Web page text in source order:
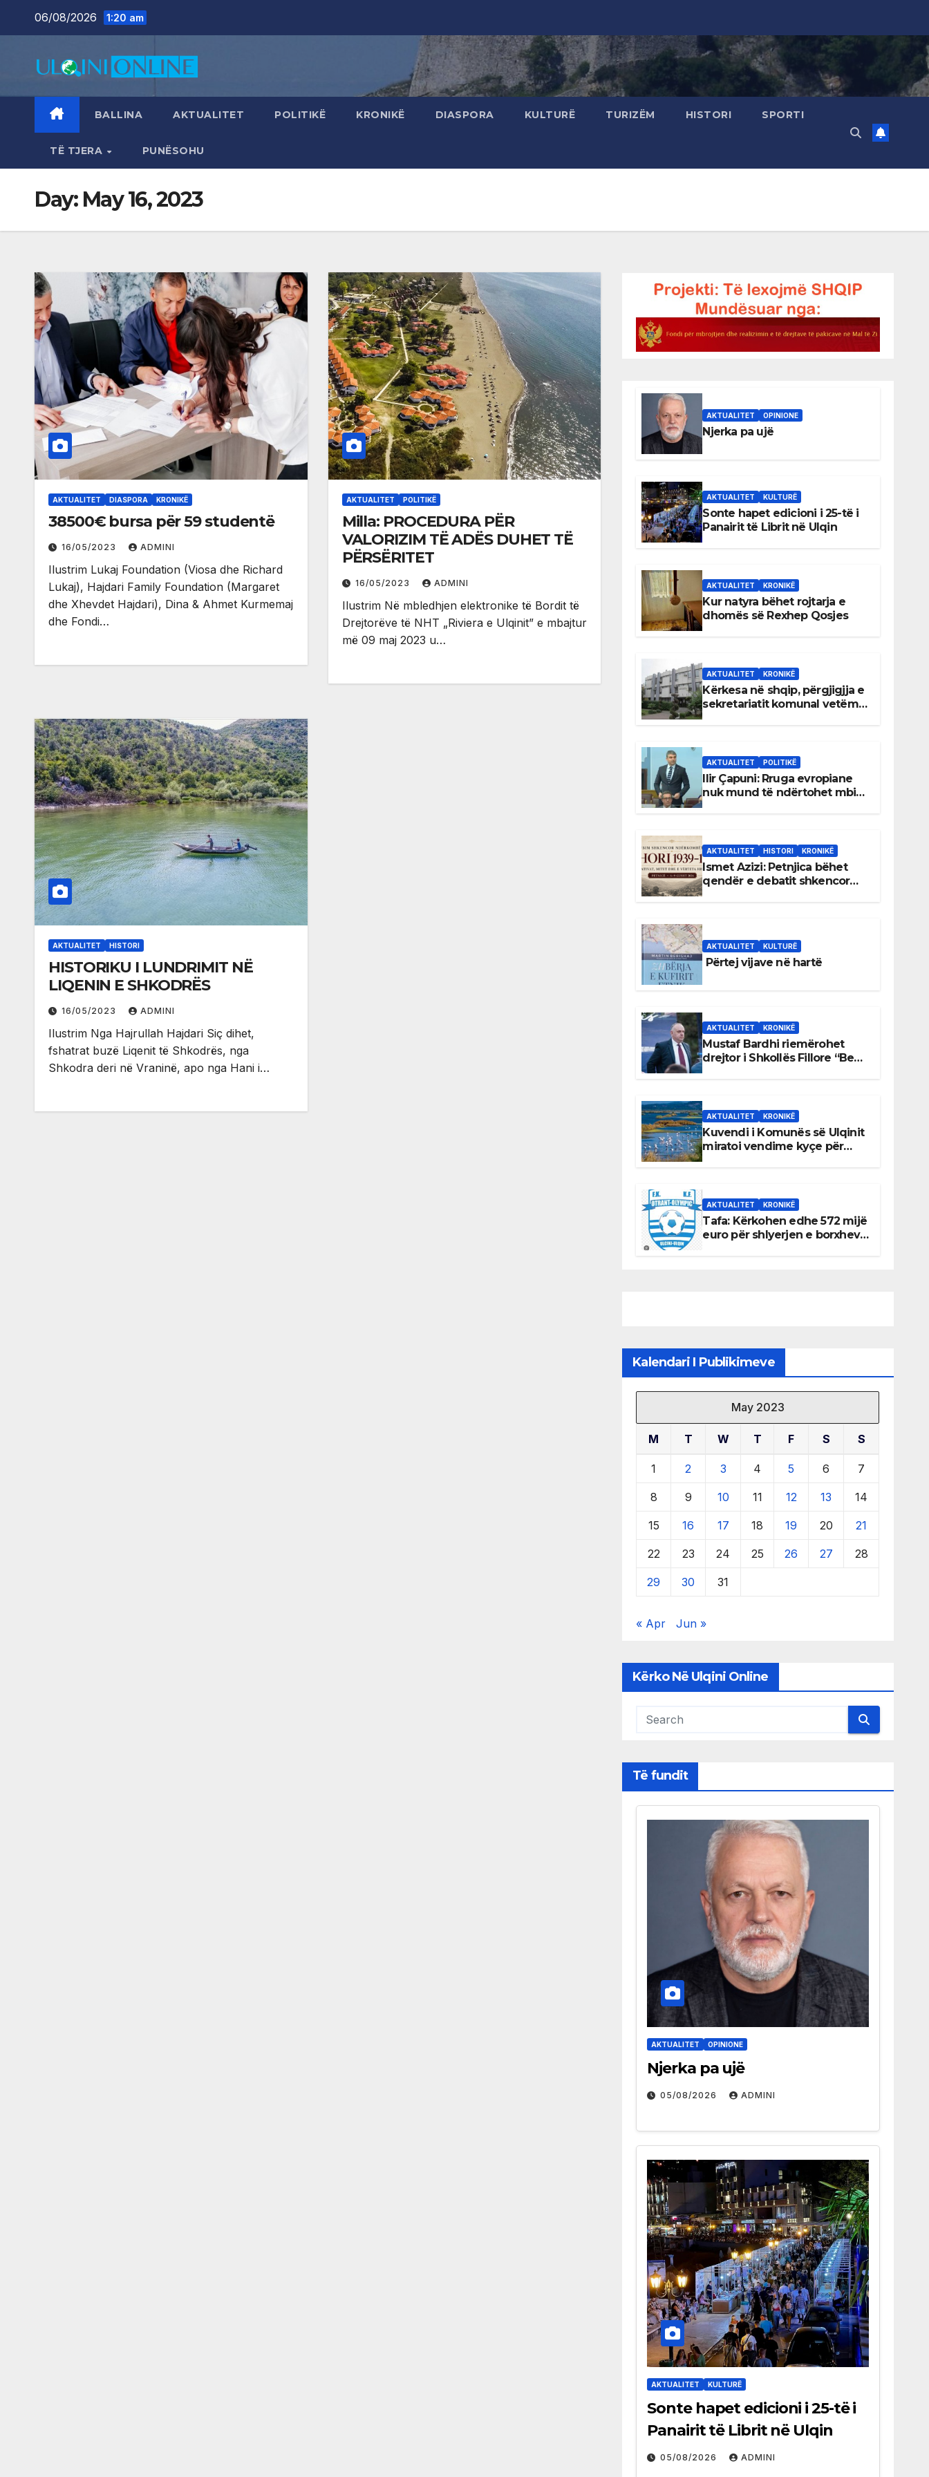
06/08/2026 1:20 am
BALLINA AKTUALITET POLITIKË KRONIKË DIASPORA KULTURË TURIZËM HISTORI SPORTI
TË TJERA PUNËSOHU
Day: May 16, 2023
AKTUALITET DIASPORA KRONIKË
38500€ bursa për 59 studentë
16/05/2023 ADMINI
Ilustrim Lukaj Foundation (Viosa dhe Richard
Lukaj), Hajdari Family Foundation (Margaret
dhe Xhevdet Hajdari), Dina & Ahmet Kurmemaj
dhe Fondi…
AKTUALITET POLITIKË
Milla: PROCEDURA PËR
VALORIZIM TË ADËS DUHET TË
PËRSËRITET
16/05/2023 ADMINI
Ilustrim Në mbledhjen elektronike të Bordit të
Drejtorëve të NHT „Riviera e Ulqinit” e mbajtur
më 09 maj 2023 u…
AKTUALITET HISTORI
HISTORIKU I LUNDRIMIT NË
LIQENIN E SHKODRËS
16/05/2023 ADMINI
Ilustrim Nga Hajrullah Hajdari Siç dihet,
fshatrat buzë Liqenit të Shkodrës, nga
Shkodra deri në Vraninë, apo nga Hani i…
AKTUALITET OPINIONE
Njerka pa ujë
AKTUALITET KULTURË
Sonte hapet edicioni i 25-të i
Panairit të Librit në Ulqin
AKTUALITET KRONIKË
Kur natyra bëhet rojtarja e
dhomës së Rexhep Qosjes
AKTUALITET KRONIKË
Kërkesa në shqip, përgjigjja e
sekretariatit komunal vetëm
AKTUALITET POLITIKË
Ilir Çapuni: Rruga evropiane
nuk mund të ndërtohet mbi
AKTUALITET HISTORI KRONIKË
Ismet Azizi: Petnjica bëhet
qendër e debatit shkencor
AKTUALITET KULTURË
Përtej vijave në hartë
AKTUALITET KRONIKË
Mustaf Bardhi riemërohet
drejtor i Shkollës Fillore “Bedri
AKTUALITET KRONIKË
Kuvendi i Komunës së Ulqinit
miratoi vendime kyçe për
AKTUALITET KRONIKË
Tafa: Kërkohen edhe 572 mijë
euro për shlyerjen e borxheve
Kalendari I Publikimeve
May 2023
M T W T F S S
1 2 3 4 5 6 7
8 9 10 11 12 13 14
15 16 17 18 19 20 21
22 23 24 25 26 27 28
29 30 31
« Apr Jun »
Kërko Në Ulqini Online
Të fundit
AKTUALITET OPINIONE
Njerka pa ujë
05/08/2026 ADMINI
AKTUALITET KULTURË
Sonte hapet edicioni i 25-të i
Panairit të Librit në Ulqin
05/08/2026 ADMINI